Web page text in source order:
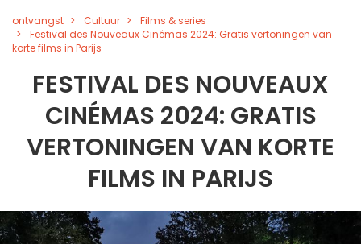
ontvangst Cultuur
Films & series
Festival des Nouveaux Cinémas 2024: Gratis vertoningen van
korte films in Parijs
FESTIVAL DES NOUVEAUX
CINÉMAS 2024: GRATIS
VERTONINGEN VAN KORTE
FILMS IN PARIJS